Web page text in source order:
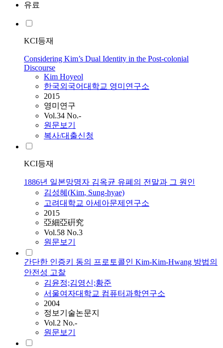
유료
KCI등재
Considering Kim’s Dual Identity in the Post-colonial
Discourse
Kim Hoyeol
한국외국어대학교 영미연구소
2015
영미연구
Vol.34 No.-
원문보기
복사/대출신청
KCI등재
1886년 일본망명자 김옥균 유폐의 전말과 그 원인
김성혜(Kim, Sung-hyae)
고려대학교 아세아문제연구소
2015
亞細亞硏究
Vol.58 No.3
원문보기
간단한 인증키 동의 프로토콜인 Kim-Kim-Hwang 방법의
안전성 고찰
김윤정;김영신;황준
서울여자대학교 컴퓨터과학연구소
2004
정보기술논문지
Vol.2 No.-
원문보기